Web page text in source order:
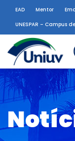
EAD Mentor
UNESPAR – Campus